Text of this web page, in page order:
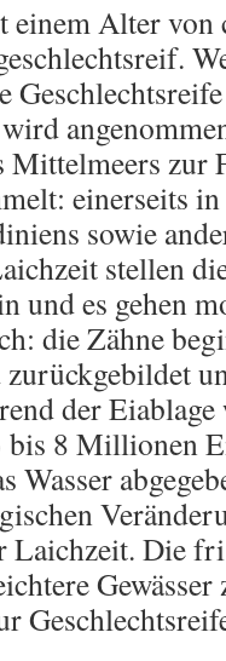
Alter von
Mittelmeers zur
einerseits
sowie
stellen
und es gehen
die Zähne
der
bis 8 Millionen
Wasser
Laichzeit. Die